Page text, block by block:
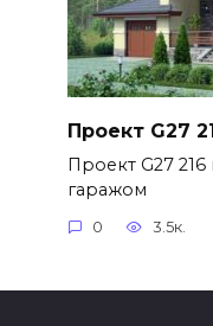
Проект G27
Проект G27
гаражом
0 3.5к.